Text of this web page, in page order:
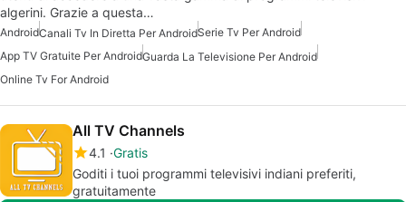
algerini. Grazie a questa…
AndroidCanali Tv In Diretta Per AndroidSerie Tv Per Android
App TV Gratuite Per AndroidGuarda La Televisione Per Android
Online Tv For Android
All TV Channels
4.1 Gratis
Goditi i tuoi programmi televisivi indiani preferiti,
gratuitamente